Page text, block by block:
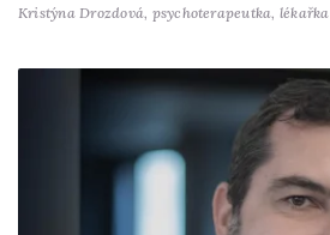
Kristýna Drozdová, psychoterapeutka, lékařka